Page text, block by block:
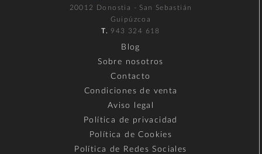
20012 Donostia - San Sebastián
Guipúzcoa
T. 943 324 618
Blog
Sobre nosotros
Contacto
Condiciones de venta
Aviso legal
Política de privacidad
Política de Cookies
Política de Redes Sociales